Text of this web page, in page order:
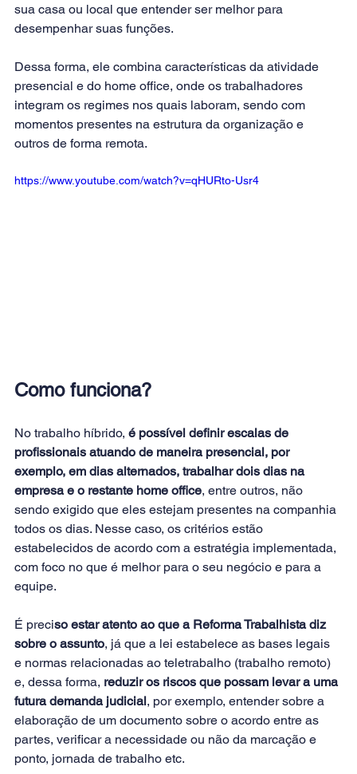
sua casa ou local que entender ser melhor para
desempenhar suas funções.
Dessa forma, ele combina características da atividade
presencial e do home office, onde os trabalhadores
integram os regimes nos quais laboram, sendo com
momentos presentes na estrutura da organização e
outros de forma remota.
https://www.youtube.com/watch?v=qHURto-Usr4
Como funciona?
No trabalho híbrido, é possível definir escalas de
profissionais atuando de maneira presencial, por
exemplo, em dias alternados, trabalhar dois dias na
empresa e o restante home office, entre outros, não
sendo exigido que eles estejam presentes na companhia
todos os dias. Nesse caso, os critérios estão
estabelecidos de acordo com a estratégia implementada,
com foco no que é melhor para o seu negócio e para a
equipe.
É preciso estar atento ao que a Reforma Trabalhista diz
sobre o assunto, já que a lei estabelece as bases legais
e normas relacionadas ao teletrabalho (trabalho remoto)
e, dessa forma, reduzir os riscos que possam levar a uma
futura demanda judicial, por exemplo, entender sobre a
elaboração de um documento sobre o acordo entre as
partes, verificar a necessidade ou não da marcação e
ponto, jornada de trabalho etc.